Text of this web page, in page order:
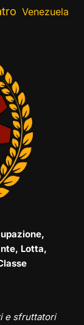
Venezuela
Lotta,
e sfruttatori